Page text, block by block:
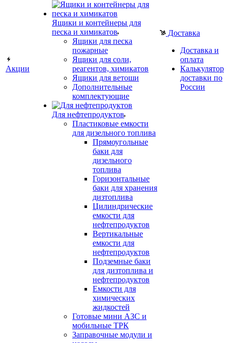
Акции
Ящики и контейнеры для
песка и химикатов
Ящики для песка
пожарные
Ящики для соли,
реагентов, химикатов
Ящики для ветоши
Дополнительные
комплектующие
Для нефтепродуктов
Пластиковые емкости
для дизельного топлива
Прямоугольные
баки для
дизельного
топлива
Горизонтальные
баки для хранения
дизтоплива
Цилиндрические
емкости для
нефтепродуктов
Вертикальные
емкости для
нефтепродуктов
Подземные баки
для дизтоплива и
нефтепродуктов
Емкости для
химических
жидкостей
Готовые мини АЗС и
мобильные ТРК
Заправочные модули и
Доставка
Доставка и
оплата
Калькулятор
доставки по
России